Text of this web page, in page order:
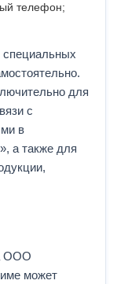
телефон;
для
с
в
а также для
ООО
может